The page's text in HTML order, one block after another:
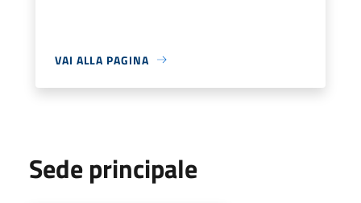
VAI ALLA PAGINA
Sede principale